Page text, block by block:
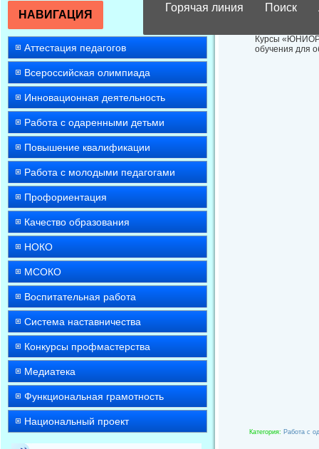
Горячая линия Поиск
НАВИГАЦИЯ
Аттестация педагогов
Всероссийская олимпиада
Инновационная деятельность
Работа с одаренными детьми
Повышение квалификации
Работа с молодыми педагогами
Профориентация
Качество образования
НОКО
МСОКО
Воспитательная работа
Система наставничества
Конкурсы профмастерства
Медиатека
Функциональная грамотность
Национальный проект
Курсы
обучения для
Категория: Работа с